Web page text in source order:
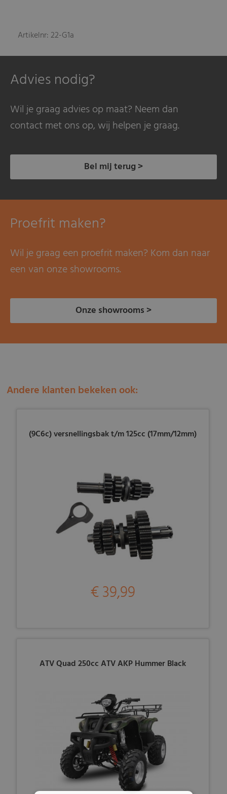
Artikelnr: 22-G1a
Advies nodig?
Wil je graag advies op maat? Neem dan
contact met ons op, wij helpen je graag.
Bel mij terug >
Proefrit maken?
Wil je graag een proefrit maken? Kom dan naar
een van onze showrooms.
Onze showrooms >
Andere klanten bekeken ook:
(9C6c) versnellingsbak t/m 125cc (17mm/12mm)
€ 39,99
ATV Quad 250cc ATV AKP Hummer Black